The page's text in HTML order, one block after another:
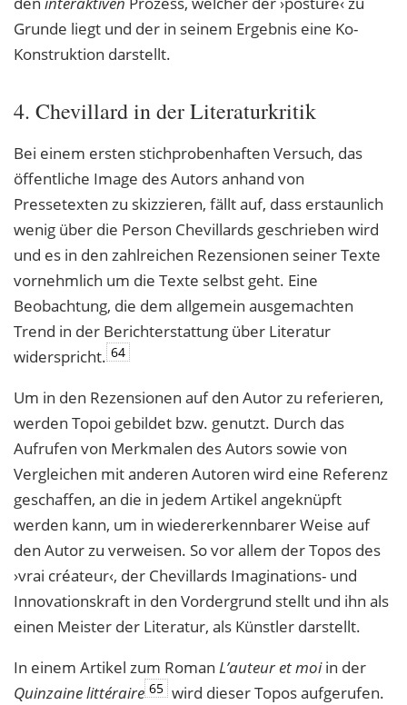
Grunde liegt und der in seinem Ergebnis eine Ko-
Konstruktion darstellt.
4. Chevillard in der Literaturkritik
Bei einem ersten stichprobenhaften Versuch, das
öffentliche Image des Autors anhand von
Pressetexten zu skizzieren, fällt auf, dass erstaunlich
wenig über die Person Chevillards geschrieben wird
und es in den zahlreichen Rezensionen seiner Texte
vornehmlich um die Texte selbst geht. Eine
Beobachtung, die dem allgemein ausgemachten
Trend in der Berichterstattung über Literatur
widerspricht. 64
Um in den Rezensionen auf den Autor zu referieren,
werden Topoi gebildet bzw. genutzt. Durch das
Aufrufen von Merkmalen des Autors sowie von
Vergleichen mit anderen Autoren wird eine Referenz
geschaffen, an die in jedem Artikel angeknüpft
werden kann, um in wiedererkennbarer Weise auf
den Autor zu verweisen. So vor allem der Topos des
›vrai créateur‹, der Chevillards Imaginations- und
Innovationskraft in den Vordergrund stellt und ihn als
einen Meister der Literatur, als Künstler darstellt.
In einem Artikel zum Roman L’auteur et moiin der
Quinzaine littéraire 65 wird dieser Topos aufgerufen.